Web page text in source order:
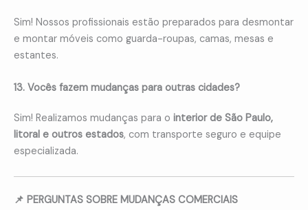
Sim! Nossos profissionais estão preparados para desmontar
e montar móveis como guarda-roupas, camas, mesas e
estantes.
13. Vocês fazem mudanças para outras cidades?
Sim! Realizamos mudanças para o interior de São Paulo,
litoral e outros estados, com transporte seguro e equipe
especializada.
📌 PERGUNTAS SOBRE MUDANÇAS COMERCIAIS